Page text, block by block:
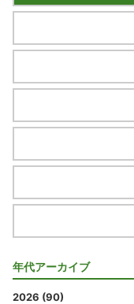
年代アーカイブ
2026 (90)